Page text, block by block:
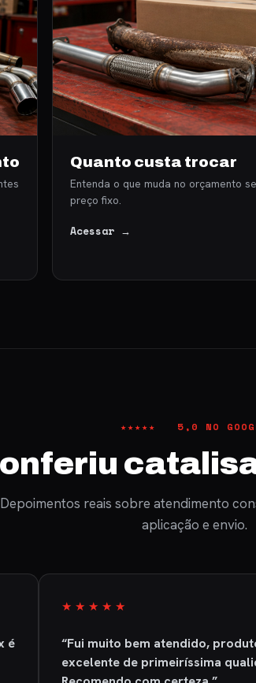
Quanto custa trocar
Entenda o que muda no orçamento
preço fixo.
Acessar →
★★★★★ 5,0 NO
Depoimentos reais sobre atendimento
aplicação e envio.
é
★★★★★
“Fui muito bem atendido,
excelente de primeiríssima